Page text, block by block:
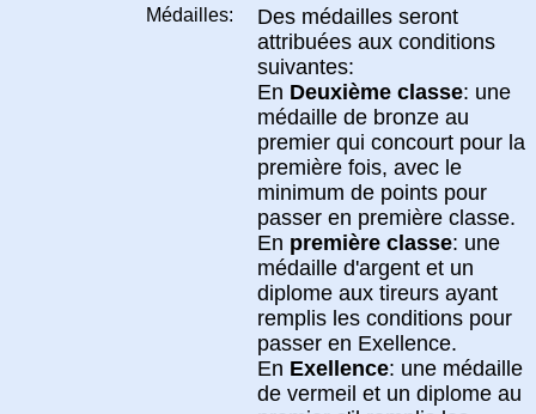
Médailles:
Des médailles seront
attribuées aux conditions
suivantes:
En Deuxième classe: une
médaille de bronze au
premier qui concourt pour la
première fois, avec le
minimum de points pour
passer en première classe.
En première classe: une
médaille d'argent et un
diplome aux tireurs ayant
remplis les conditions pour
passer en Exellence.
En Exellence: une médaille
de vermeil et un diplome au